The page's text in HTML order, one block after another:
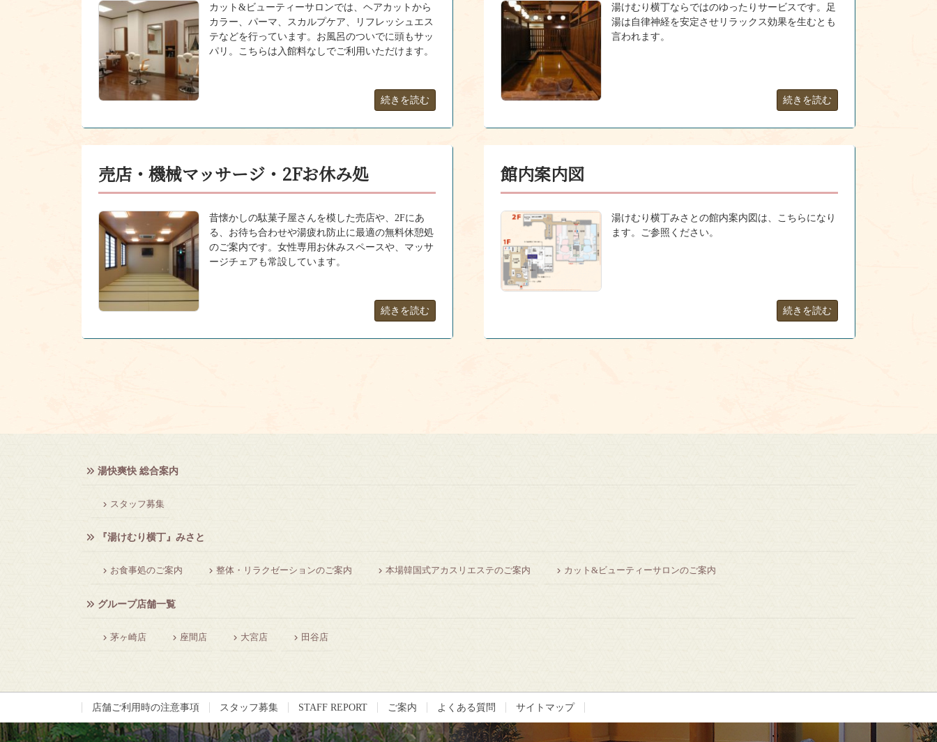
カット&ビューティーサロンでは、ヘアカットから
カラー、パーマ、スカルプケア、リフレッシュエス
テなどを行っています。お風呂のついでに頭もサッ
パリ。こちらは入館料なしでご利用いただけます。
続きを読む
湯けむり横丁ならではのゆったりサービスです。足
湯は自律神経を安定させリラックス効果を生むとも
言われます。
続きを読む
売店・機械マッサージ・2Fお休み処
昔懐かしの駄菓子屋さんを模した売店や、2Fにあ
る、お待ち合わせや湯疲れ防止に最適の無料休憩処
のご案内です。女性専用お休みスペースや、マッサ
ージチェアも常設しています。
続きを読む
館内案内図
湯けむり横丁みさとの館内案内図は、こちらになり
ます。ご参照ください。
続きを読む
湯快爽快 総合案内
スタッフ募集
『湯けむり横丁』みさと
お食事処のご案内 整体・リラクゼーションのご案内 本場韓国式アカスリエステのご案内 カット&ビューティーサロンのご案内
グループ店舗一覧
茅ヶ崎店 座間店 大宮店 田谷店
店舗ご利用時の注意事項 スタッフ募集 STAFF REPORT ご案内 よくある質問 サイトマップ